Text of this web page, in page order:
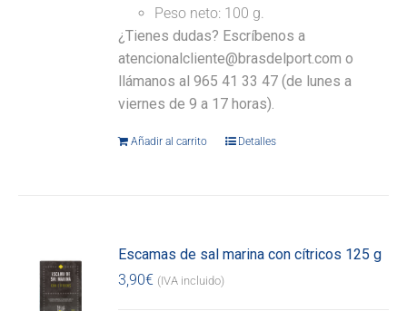
Peso neto: 100 g.
¿Tienes dudas? Escríbenos a
atencionalcliente@brasdelport.com o
llámanos al 965 41 33 47 (de lunes a
viernes de 9 a 17 horas).
Añadir al carrito Detalles
Escamas de sal marina con cítricos 125 g
3,90€ (IVA incluido)